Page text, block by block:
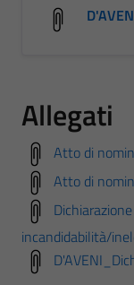
Allegati
Atto di
Atto di
incandidabilità/